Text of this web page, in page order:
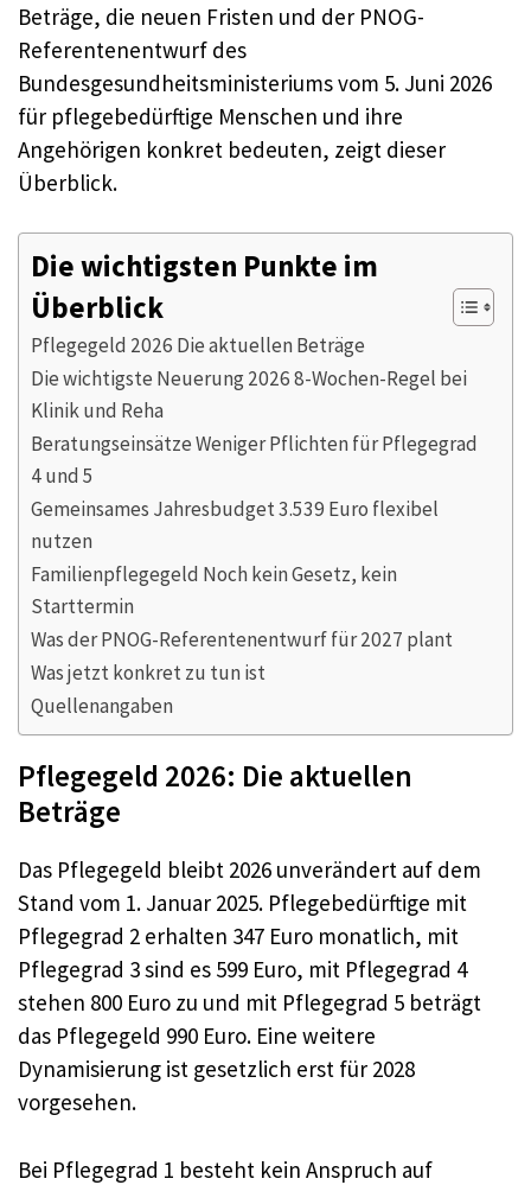
Beträge, die neuen Fristen und der PNOG-
Referentenentwurf des
Bundesgesundheitsministeriums vom 5. Juni 2026
für pflegebedürftige Menschen und ihre
Angehörigen konkret bedeuten, zeigt dieser
Überblick.
Die wichtigsten Punkte im
Überblick
Pflegegeld 2026 Die aktuellen Beträge
Die wichtigste Neuerung 2026 8-Wochen-Regel bei
Klinik und Reha
Beratungseinsätze Weniger Pflichten für Pflegegrad
4 und 5
Gemeinsames Jahresbudget 3.539 Euro flexibel
nutzen
Familienpflegegeld Noch kein Gesetz, kein
Starttermin
Was der PNOG-Referentenentwurf für 2027 plant
Was jetzt konkret zu tun ist
Quellenangaben
Pflegegeld 2026: Die aktuellen
Beträge
Das Pflegegeld bleibt 2026 unverändert auf dem
Stand vom 1. Januar 2025. Pflegebedürftige mit
Pflegegrad 2 erhalten 347 Euro monatlich, mit
Pflegegrad 3 sind es 599 Euro, mit Pflegegrad 4
stehen 800 Euro zu und mit Pflegegrad 5 beträgt
das Pflegegeld 990 Euro. Eine weitere
Dynamisierung ist gesetzlich erst für 2028
vorgesehen.
Bei Pflegegrad 1 besteht kein Anspruch auf